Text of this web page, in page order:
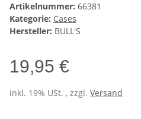
Artikelnummer: 66381
Kategorie: Cases
Hersteller: BULL'S
19,95 €
inkl. 19% USt. , zzgl. Versand